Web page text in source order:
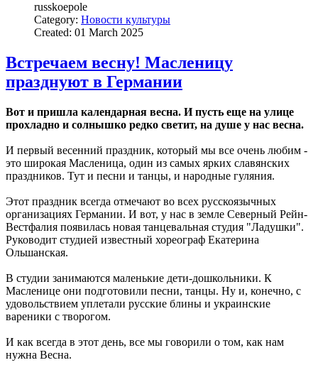
russkoepole
Category: Новости культуры
Created: 01 March 2025
Встречаем весну! Масленицу
празднуют в Германии
Вот и пришла календарная весна. И пусть еще на улице
прохладно и солнышко редко светит, на душе у нас весна.
И первый весенний праздник, который мы все очень любим -
это широкая Масленица, один из самых ярких славянских
праздников. Тут и песни и танцы, и народные гуляния.
Этот праздник всегда отмечают во всех русскоязычных
организациях Германии. И вот, у нас в земле Северный Рейн-
Вестфалия появилась новая танцевальная студия "Ладушки".
Руководит студией известный хореограф Екатерина
Ольшанская.
В студии занимаются маленькие дети-дошкольники. К
Масленице они подготовили песни, танцы. Ну и, конечно, с
удовольствием уплетали русские блины и украинские
вареники с творогом.
И как всегда в этот день, все мы говорили о том, как нам
нужна Весна.